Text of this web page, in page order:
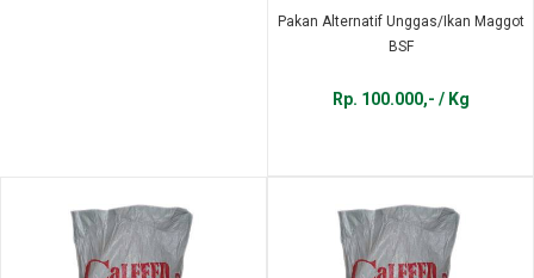
Pakan Alternatif Unggas/Ikan Maggot
BSF
Rp. 100.000,- / Kg